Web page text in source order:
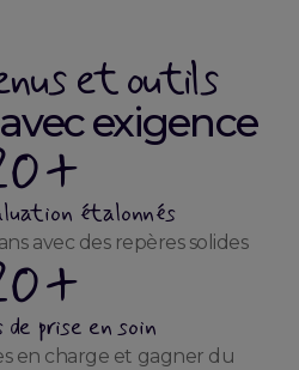
et outils
exigence
étalonnés
avec des repères solides
prise en soin
en charge et gagner du